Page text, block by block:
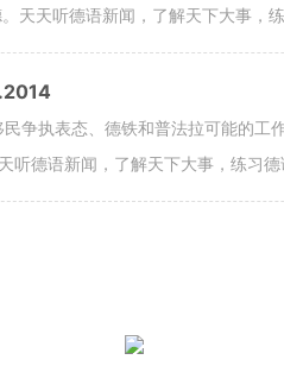
天天听德语新闻，了解天下大事，
争执表态、德铁和普法拉可能的工
听德语新闻，了解天下大事，练习